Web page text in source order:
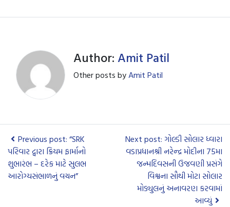
Author: Amit Patil
Other posts byAmit Patil
Previous post: “SRK
પરિવાર દ્વારા ક્રિયમ ફાર્માનો
શુભારંભ – દરેક માટે સુલભ
આરોગ્યસંભાળનું વચન”
Next post: ગોલ્ડી સોલાર ધ્વારા
વડાપ્રધાનશ્રી નરેન્દ્ર મોદીના 75મા
જન્મદિવસની ઉજવણી પ્રસંગે
વિશ્વના સૌથી મોટા સોલાર
મોડ્યુલનું અનાવરણ કરવામાં
આવ્યું